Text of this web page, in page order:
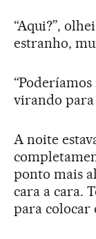
“Aqui?”,
estranho,
virando para
A noite
ponto mais
cara a cara.
para colocar